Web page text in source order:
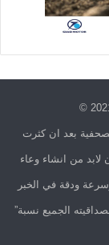
بعد ان كثرت
لابد من انشاء وعاء
ودقة في الخبر
الجميع نسبة”